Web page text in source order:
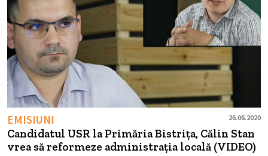
EMISIUNI 26.06.2020
Candidatul USR la Primăria Bistrița, Călin Stan
vrea să reformeze administrația locală (VIDEO)